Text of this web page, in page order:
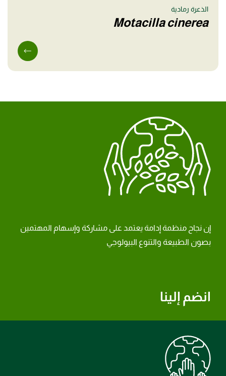
الذعرة رمادية
Motacilla cinerea
انضم إلينا
إن نجاح منظمة إدامة يعتمد على مشاركة وإسهام المهتمين
بصون الطبيعة والتنوع البيولوجي